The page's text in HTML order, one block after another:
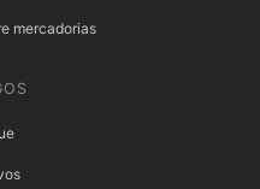
mercadorias